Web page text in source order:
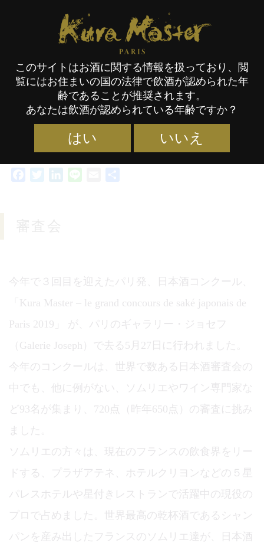
日本酒審査会 2019
FacebookTwitterLinkedIn Email
今年で３回目を迎えたパリ発、日本酒コンクール、
「Kura Master – le grand concours de saké japonais de
Paris 2019」 が、パリのギャラリー・ジョセフ
（Galerie Joseph）で去る5月27日に行われました。
今年のコンクールは、世界で数ある日本酒審査会の
中でも、他に例がない、ソムリエやワイン専門家な
ど93名が集まり、720点（昨年650点）の審査に挑み
ました。
ソムリエの方々は、現在のフランスの飲食界をリー
ドする、プラザアテネ、ホテルクリヨンなどの５星
パレスホテルや星付きレストランで活躍中の現役の
プロで占めました。世界最高の乾杯酒であるシャン
パンを産み出したフランスのソムリエ達が、日本酒
Kura Master Paris
このサイトはお酒に関する情報を扱っており、閲
覧にはお住まいの国の法律で飲酒が認められた年
齢であることが推奨されます。
あなたは飲酒が認められている年齢ですか？
はい いいえ